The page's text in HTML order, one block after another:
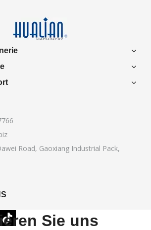
Road, Gaoxiang Industrial Pack,
Sie uns